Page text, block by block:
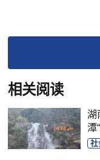
相关阅读
湖
潭
社